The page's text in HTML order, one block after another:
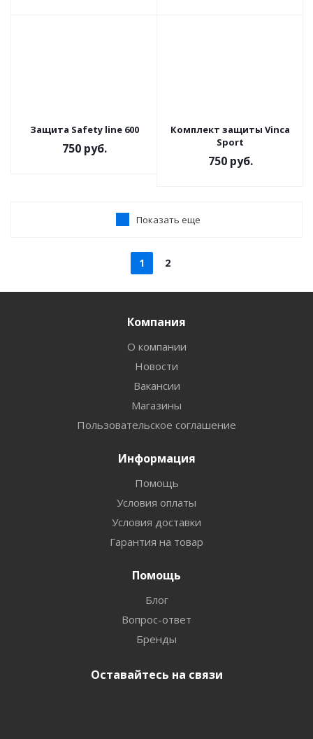
Защита Safety line 600
750руб.
Комплект защиты Vinca
Sport
750руб.
Показать еще
1 2
Компания
О компании
Новости
Вакансии
Магазины
Пользовательское соглашение
Информация
Помощь
Условия оплаты
Условия доставки
Гарантия на товар
Помощь
Блог
Вопрос-ответ
Бренды
Оставайтесь на связи